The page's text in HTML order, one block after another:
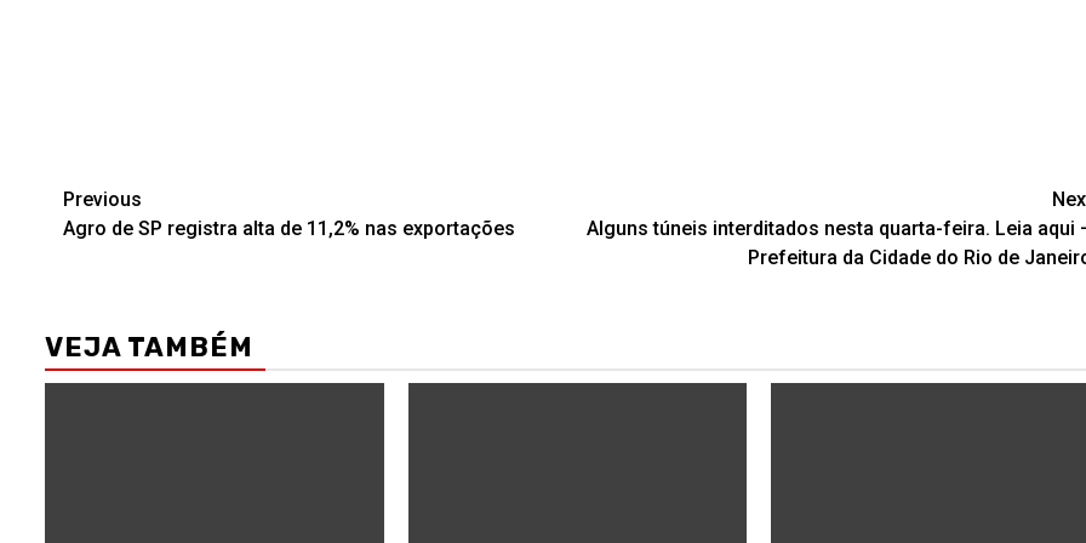
Post
navigation
Previous
Agro de SP registra alta de 11,2% nas exportações
Alguns túneis interditados nesta quarta-feira. Leia aqui
Prefeitura da Cidade do Rio de
VEJA TAMBÉM